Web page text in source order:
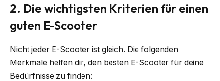
2. Die wichtigsten Kriterien für einen
guten E-Scooter
Nicht jeder E-Scooter ist gleich. Die folgenden
Merkmale helfen dir, den besten E-Scooter für deine
Bedürfnisse zu finden: